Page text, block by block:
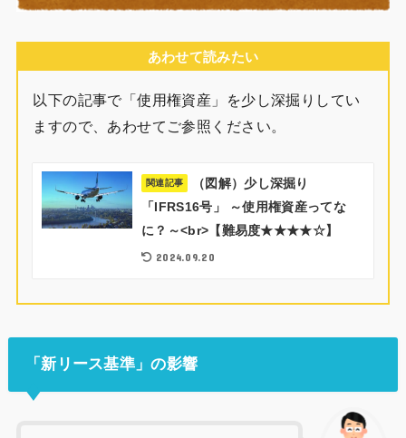
あわせて読みたい
以下の記事で「使用権資産」を少し深掘りしてい
ますので、あわせてご参照ください。
関連記事
（図解）少し深掘り
「IFRS16号」 ～使用権資産ってな
に？～<br>【難易度★★★★☆】
2024.09.20
「新リース基準」の影響